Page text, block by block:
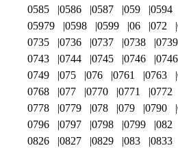
0585
0586 0587 059 0594
05979
0598 0599 06 072
0735
0736 0737 0738 0739
0743
0744 0745 0746
0749
075 076 0761 0763
0768
077 0770 0771 0772
0778
0779 078 079 0790
0796
0797 0798 0799 082
0826
0827 0829 083 0833